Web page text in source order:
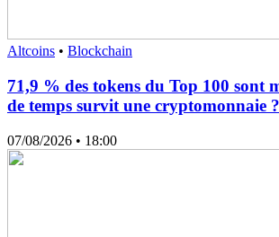
Altcoins • Blockchain
71,9 % des tokens du Top 100 sont
de temps survit une cryptomonnaie ?
07/08/2026 • 18:00